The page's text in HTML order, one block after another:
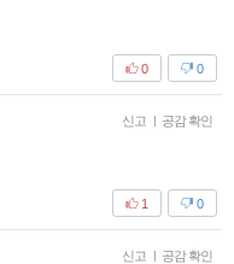
0
0
신고 | 공감 확인
0
1
신고 | 공감 확인